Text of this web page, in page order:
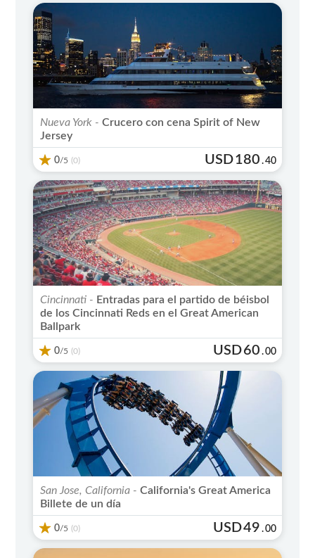
Nueva York - Crucero con cena Spirit of New
Jersey
0/5 (0) USD180 .40
Cincinnati - Entradas para el partido de béisbol
de los Cincinnati Reds en el Great American
Ballpark
0/5 (0) USD60 .00
San Jose, California - California's Great America
Billete de un día
0/5 (0) USD49 .00